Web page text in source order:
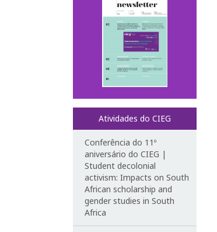
Atividades do CIEG
Conferência do 11º
aniversário do CIEG |
Student decolonial
activism: Impacts on South
African scholarship and
gender studies in South
Africa